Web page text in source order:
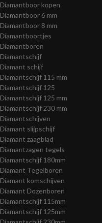
Diamantboor kopen
Diamantboor 6 mm
Diamantboor 8 mm
Diamantboortjes
Diamantboren
Diamantschijf
Diamant schijf
Diamantschijf 115 mm
Diamantschijf 125
Diamantschijf 125 mm
Diamantschijf 230 mm
Diamantschijven
Diamant slijpschijf
Diamant zaagblad
Diamantzagen tegels
Diamantschijf 180mm
Diamant Tegelboren
Diamant komschijven
Diamant Dozenboren
Diamantschijf 115mm
Diamantschijf 125mm